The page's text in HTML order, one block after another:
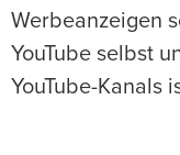
Werbeanzeigen
YouTube selbst
YouTube-Kanals